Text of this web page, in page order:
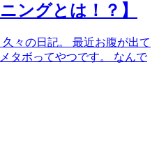
ングとは！？】
々の日記。 最近お腹が出て
タボってやつです。 なんで